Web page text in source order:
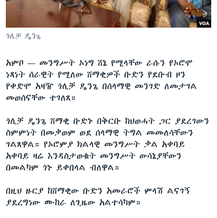
ቋንቋዎች
ጎሊቻ ዴንጌ
አምቦ — መንግሥት ኦነግ ሸኔ የሚላቸው ራሱን የኦሮሞ
ነጻነት ሰራዊት የሚለው ሸማቂዎች ቡድን የደቡብ ዞን
የቀድሞ አዛዥ ጎሊቻ ዴንጌ በሰላማዊ መንገድ ለመታገል
መወሰናቸው ተገለጸ።
ጎሊቻ ዴንጌ ሸማቂ ቡድኑ በቅርቡ ከህወሓት ጋር ያደረገውን
ስምምነት በመቃወም ወደ ሰላማዊ ትግል መመለሳቸውን
ገልጸዋል። የኦሮምያ ክልላዊ መንግሥት ቃል አቀባይ
አቀባይ ዛሬ እንዳስታወቁት መንግሥት ውሳኔያቸውን
በመልካም ጎኑ ይቀበላል ብለዋል።
በዚህ ዙርያ ከሸማቂው ቡድን አመራሮች ምላሽ ልናገኝ
ያደረግነው ሙከራ ለጊዜው አልተሳካም።